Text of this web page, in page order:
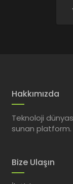
Hakkımızda
Teknoloji
sunan platform.
Bize Ulaşın